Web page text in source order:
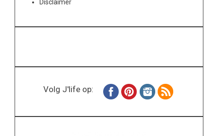
Disclaimer
Volg J'life op: